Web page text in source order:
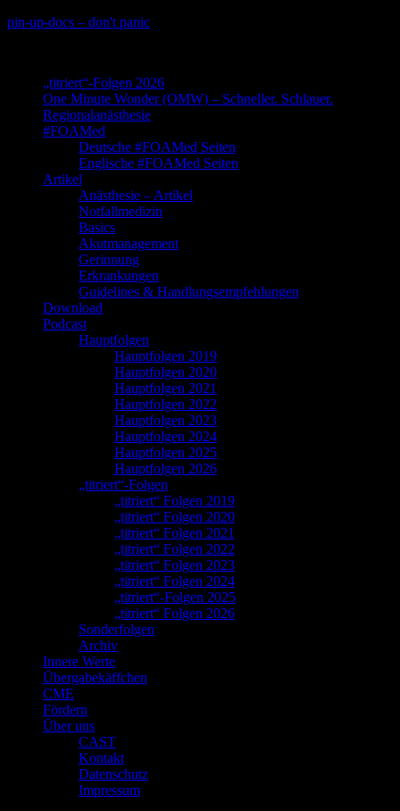
Skip
pin-up-docs – don't panic
„titriert“-Folgen 2026
One Minute Wonder (OMW) – Schneller. Schlauer.
Regionalanästhesie
#FOAMed
Deutsche #FOAMed Seiten
Englische #FOAMed Seiten
Artikel
Anästhesie – Artikel
Notfallmedizin
Basics
Akutmanagement
Gerinnung
Erkrankungen
Guidelines & Handlungsempfehlungen
Download
Podcast
Hauptfolgen
Hauptfolgen 2019
Hauptfolgen 2020
Hauptfolgen 2021
Hauptfolgen 2022
Hauptfolgen 2023
Hauptfolgen 2024
Hauptfolgen 2025
Hauptfolgen 2026
„titriert“-Folgen
„titriert“ Folgen 2019
„titriert“ Folgen 2020
„titriert“ Folgen 2021
„titriert“ Folgen 2022
„titriert“ Folgen 2023
„titriert“ Folgen 2024
„titriert“-Folgen 2025
„titriert“ Folgen 2026
Sonderfolgen
Archiv
Innere Werte
Übergabekäffchen
CME
Fördern
Über uns
CAST
Kontakt
Datenschutz
Impressum